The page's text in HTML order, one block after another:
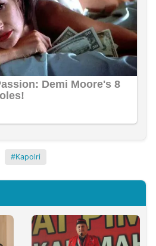
Kapolri